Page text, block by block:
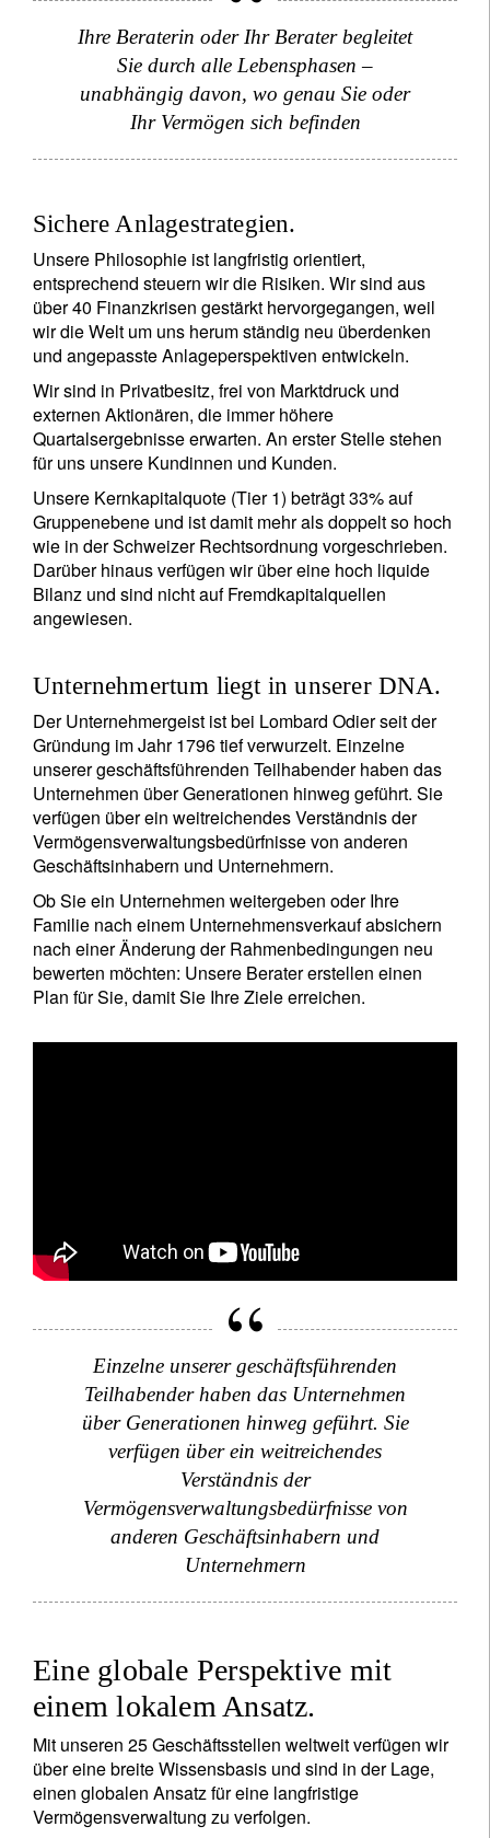
Ihre Beraterin oder Ihr Berater begleitet
Sie durch alle Lebensphasen –
unabhängig davon, wo genau Sie oder
Ihr Vermögen sich befinden
Sichere Anlagestrategien.
Unsere Philosophie ist langfristig orientiert,
entsprechend steuern wir die Risiken. Wir sind aus
über 40 Finanzkrisen gestärkt hervorgegangen, weil
wir die Welt um uns herum ständig neu überdenken
und angepasste Anlageperspektiven entwickeln.
Wir sind in Privatbesitz, frei von Marktdruck und
externen Aktionären, die immer höhere
Quartalsergebnisse erwarten. An erster Stelle stehen
für uns unsere Kundinnen und Kunden.
Unsere Kernkapitalquote (Tier 1) beträgt 33% auf
Gruppenebene und ist damit mehr als doppelt so hoch
wie in der Schweizer Rechtsordnung vorgeschrieben.
Darüber hinaus verfügen wir über eine hoch liquide
Bilanz und sind nicht auf Fremdkapitalquellen
angewiesen.
Unternehmertum liegt in unserer DNA.
Der Unternehmergeist ist bei Lombard Odier seit der
Gründung im Jahr 1796 tief verwurzelt. Einzelne
unserer geschäftsführenden Teilhabender haben das
Unternehmen über Generationen hinweg geführt. Sie
verfügen über ein weitreichendes Verständnis der
Vermögensverwaltungsbedürfnisse von anderen
Geschäftsinhabern und Unternehmern.
Ob Sie ein Unternehmen weitergeben oder Ihre
Familie nach einem Unternehmensverkauf absichern
nach einer Änderung der Rahmenbedingungen neu
bewerten möchten: Unsere Berater erstellen einen
Plan für Sie, damit Sie Ihre Ziele erreichen.
Einzelne unserer geschäftsführenden
Teilhabender haben das Unternehmen
über Generationen hinweg geführt. Sie
verfügen über ein weitreichendes
Verständnis der
Vermögensverwaltungsbedürfnisse von
anderen Geschäftsinhabern und
Unternehmern
Eine globale Perspektive mit
einem lokalem Ansatz.
Mit unseren 25 Geschäftsstellen weltweit verfügen wir
über eine breite Wissensbasis und sind in der Lage,
einen globalen Ansatz für eine langfristige
Vermögensverwaltung zu verfolgen.